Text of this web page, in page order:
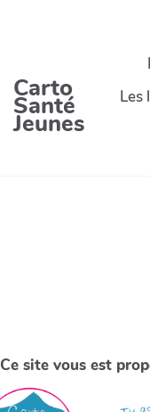
Carto
Santé
Jeunes
Les
Ce site vous est